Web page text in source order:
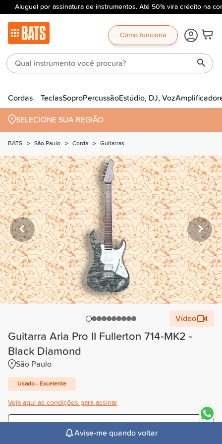
Aluguel por assinatura de instrumentos. Até 50% vira crédito na
Como funciona
Cordas TeclasSoproPercussãoEstúdio, DJ, Voz
SELECIONE SUA REGIÃO
BATS > São Paulo > Corda > Guitarras
Vídeo
Guitarra Aria Pro II Fullerton 714-MK2 -
Black Diamond
São Paulo
Usado - Excelente
Veja aqui as condições para assinar
/mês
Avise-me quando voltar